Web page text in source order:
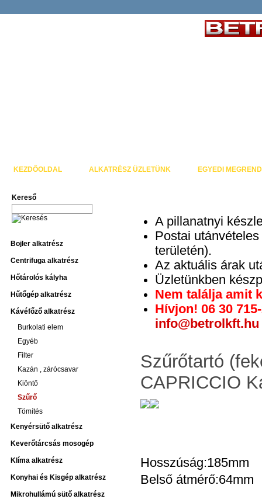
KEZDŐOLDAL ALKATRÉSZ ÜZLETÜNK EGYEDI
Kereső
Bojler alkatrész
Centrifuga alkatrész
Hőtárolós kályha
Hűtőgép alkatrész
Kávéfőző alkatrész
Burkolati elem
Egyéb
Filter
Kazán , zárócsavar
Kiöntő
Szűrő
Tömítés
Kenyérsütő alkatrész
Keverőtárcsás mosogép
Klíma alkatrész
Konyhai és Kisgép alkatrész
Mikrohullámú sütő alkatrész
A pillanatnyi
Postai
területén).
Az aktuális árak
Üzletünkben
Nem találja amit
Hívjon! 06 30
info@betrolkft.hu
Szűrőtartó
CAPRICCIO
Hosszúság:185mm
Belső átmérő:64mm